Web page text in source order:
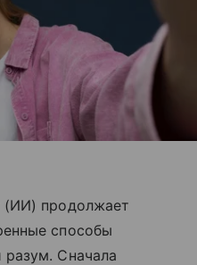
(ИИ) продолжает
способы
разум. Сначала